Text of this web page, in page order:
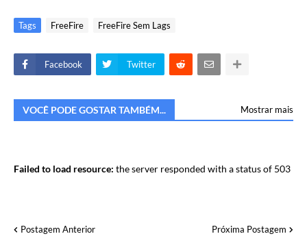
Tags FreeFire FreeFire Sem Lags
Facebook Twitter
VOCÊ PODE GOSTAR TAMBÉM... Mostrar mais
Failed to load resource: the server responded with a status of 503
Postagem Anterior Próxima Postagem